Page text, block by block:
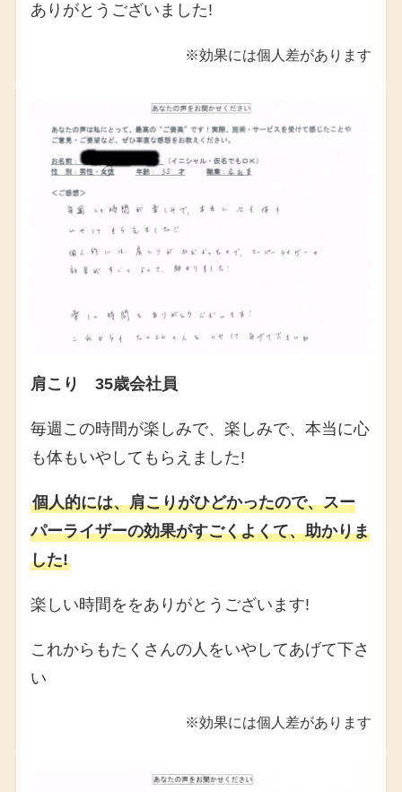
ありがとうございました!
※効果には個人差があります
肩こり 35歳会社員
毎週この時間が楽しみで、楽しみで、本当に心
も体もいやしてもらえました!
個人的には、肩こりがひどかったので、スー
パーライザーの効果がすごくよくて、助かりま
した!
楽しい時間ををありがとうございます!
これからもたくさんの人をいやしてあげて下さ
い
※効果には個人差があります